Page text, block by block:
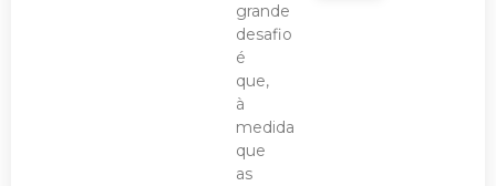
grande
desafio
é
que,
à
medida
que
as